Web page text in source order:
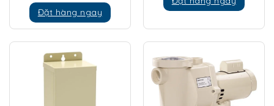
Đặt hàng ngay